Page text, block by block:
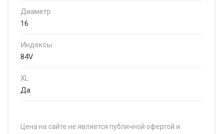
Диаметр
16
Индексы
84V
XL
Да
Цена на сайте не является публичной офертой и